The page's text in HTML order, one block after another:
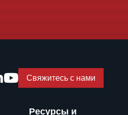
Свяжитесь с нами
Ресурсы и